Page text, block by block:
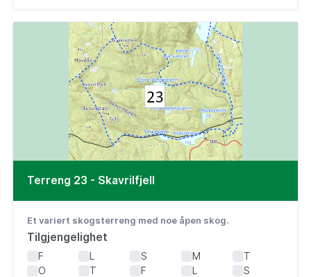
Terreng 23 - Skavrilfjell
Et variert skogsterreng med noe åpen skog.
Tilgjengelighet
F L S M
T
O
T F L S